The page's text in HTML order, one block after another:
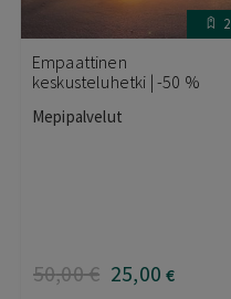
2
Empaattinen
keskusteluhetki | -50 %
Mepipalvelut
50,00€ 25,00 €